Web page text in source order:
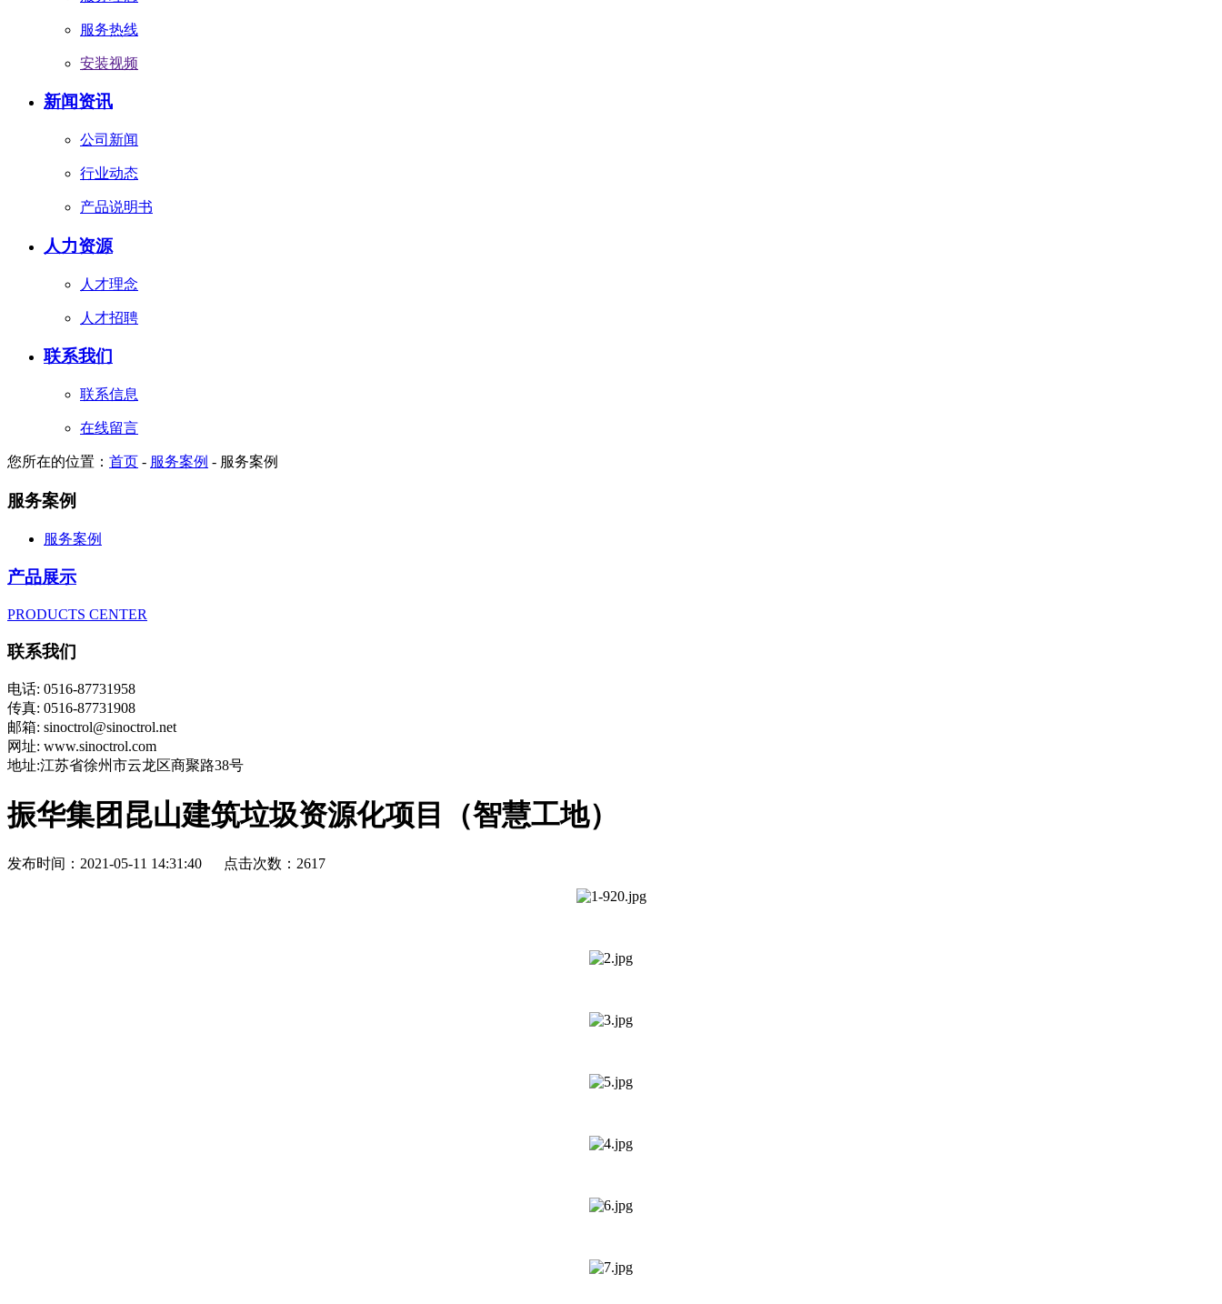
服务热线
安装视频
新闻资讯
公司新闻
行业动态
产品说明书
人力资源
人才理念
人才招聘
联系我们
联系信息
在线留言
您所在的位置： 首页 - 服务案例 - 服务案例
服务案例
服务案例
产品展示
PRODUCTS CENTER
联系我们
电话: 0516-87731958
传真: 0516-87731908
邮箱: sinoctrol@sinoctrol.net
网址: www.sinoctrol.com
地址:江苏省徐州市云龙区商聚路38号
振华集团昆山建筑垃圾资源化项目（智慧工地）
发布时间：2021-05-11 14:31:40 点击次数：2617